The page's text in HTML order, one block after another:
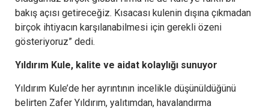
bakış açısı getireceğiz. Kısacası kulenin dışına çıkmadan
birçok ihtiyacın karşılanabilmesi için gerekli özeni
gösteriyoruz” dedi.
Yıldırım Kule, kalite ve aidat kolaylığı sunuyor
Yıldırım Kule’de her ayrıntının incelikle düşünüldüğünü
belirten Zafer Yıldırım, yalıtımdan, havalandırma